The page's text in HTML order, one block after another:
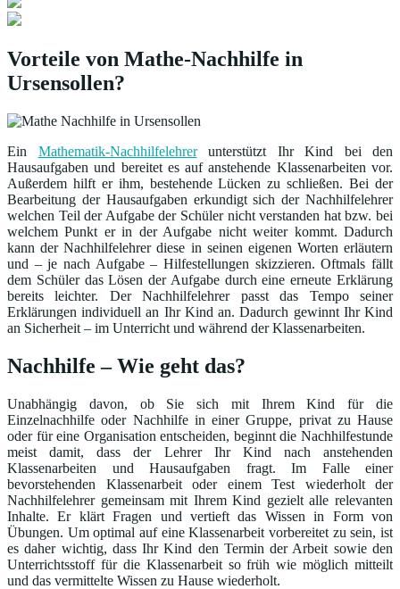
Vorteile von Mathe-Nachhilfe in
Ursensollen?
Ein Mathematik-Nachhilfelehrerunterstützt Ihr Kind bei den
Hausaufgaben und bereitet es auf anstehende Klassenarbeiten vor.
Außerdem hilft er ihm, bestehende Lücken zu schließen. Bei der
Bearbeitung der Hausaufgaben erkundigt sich der Nachhilfelehrer
welchen Teil der Aufgabe der Schüler nicht verstanden hat bzw. bei
welchem Punkt er in der Aufgabe nicht weiter kommt. Dadurch
kann der Nachhilfelehrer diese in seinen eigenen Worten erläutern
und – je nach Aufgabe – Hilfestellungen skizzieren. Oftmals fällt
dem Schüler das Lösen der Aufgabe durch eine erneute Erklärung
bereits leichter. Der Nachhilfelehrer passt das Tempo seiner
Erklärungen individuell an Ihr Kind an. Dadurch gewinnt Ihr Kind
an Sicherheit – im Unterricht und während der Klassenarbeiten.
Nachhilfe – Wie geht das?
Unabhängig davon, ob Sie sich mit Ihrem Kind für die
Einzelnachhilfe oder Nachhilfe in einer Gruppe, privat zu Hause
oder für eine Organisation entscheiden, beginnt die Nachhilfestunde
meist damit, dass der Lehrer Ihr Kind nach anstehenden
Klassenarbeiten und Hausaufgaben fragt. Im Falle einer
bevorstehenden Klassenarbeit oder einem Test wiederholt der
Nachhilfelehrer gemeinsam mit Ihrem Kind gezielt alle relevanten
Inhalte. Er klärt Fragen und vertieft das Wissen in Form von
Übungen. Um optimal auf eine Klassenarbeit vorbereitet zu sein, ist
es daher wichtig, dass Ihr Kind den Termin der Arbeit sowie den
Unterrichtsstoff für die Klassenarbeit so früh wie möglich mitteilt
und das vermittelte Wissen zu Hause wiederholt.